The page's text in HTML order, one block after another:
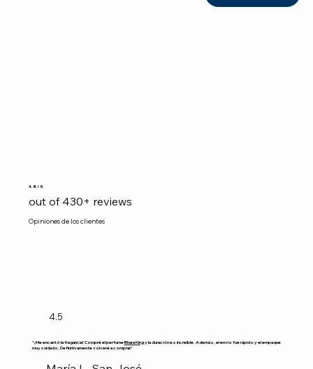
4.5
"¡Me encantó la fragancia! Compré el perfumeBhara Kingy la duración es increíble. Además, el envío fue rápido y el empaque
muy cuidado. Definitivamente volveré a comprar."
4.8 / 5
out of 430+ reviews
Opiniones de los clientes